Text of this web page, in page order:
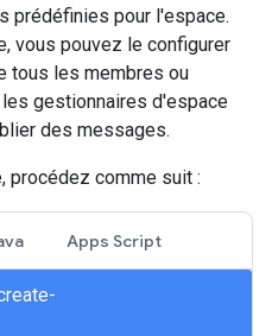
prédéfinies pour l'espace.
vous pouvez le configurer
tous les membres ou
gestionnaires d'espace
des messages.
procédez comme suit :
Apps Script